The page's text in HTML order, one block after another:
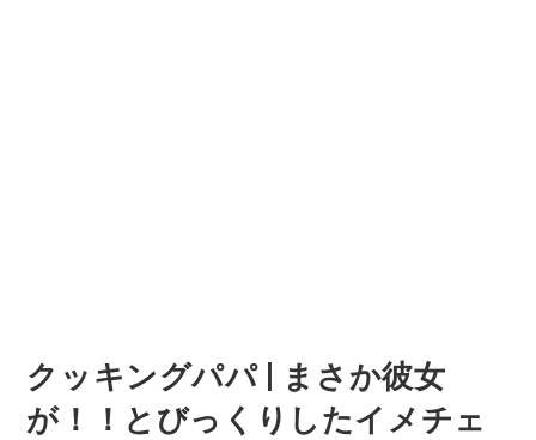
クッキングパパ | まさか彼女
が！！とびっくりしたイメチェ